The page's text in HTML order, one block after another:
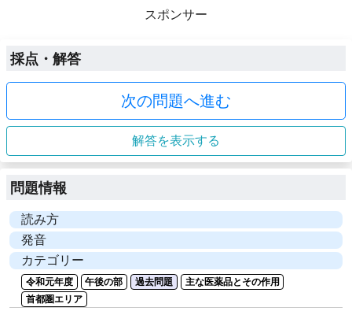
スポンサー
採点・解答
次の問題へ進む
解答を表示する
問題情報
読み方
発音
カテゴリー
令和元年度 午後の部 過去問題
主な医薬品とその作用
首都圏エリア